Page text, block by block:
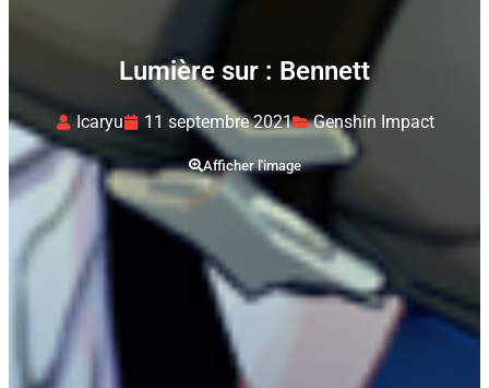
Lumière sur : Bennett
Icaryu 11 septembre 2021 Genshin Impact
Afficher l'image